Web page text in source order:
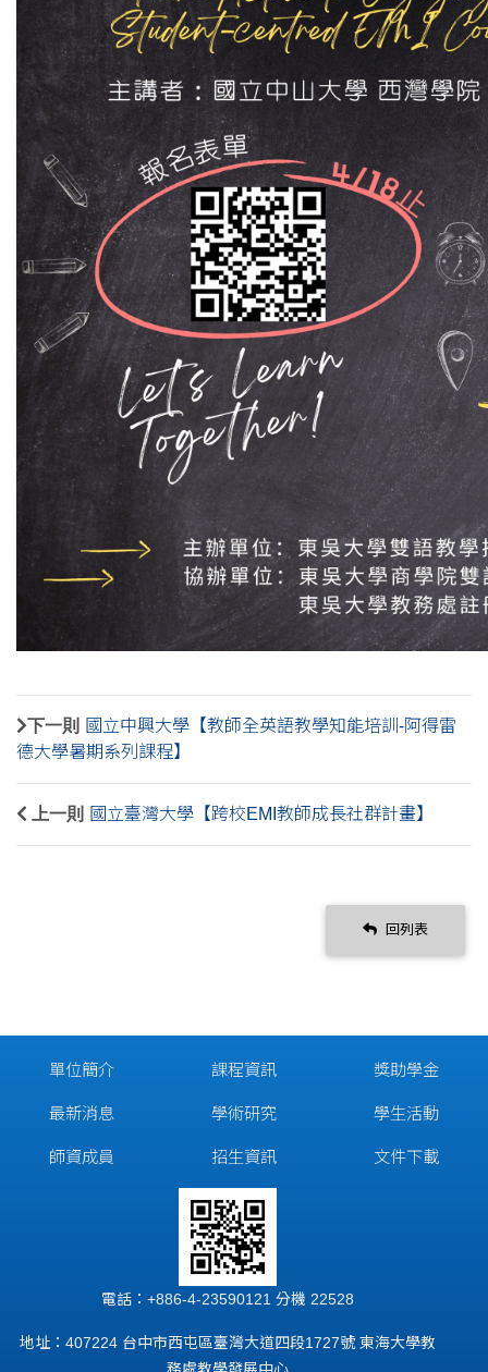
下一則
國立中興大學【教師全英語教學知能培訓-阿得雷
德大學暑期系列課程】
上一則 國立臺灣大學【跨校EMI教師成長社群計畫】
回列表
單位簡介
最新消息
師資成員
課程資訊
學術研究
招生資訊
獎助學金
學生活動
文件下載
電話：+886-4-23590121 分機 22528
地址：407224 台中市西屯區臺灣大道四段1727號 東海大學教
務處教學發展中心